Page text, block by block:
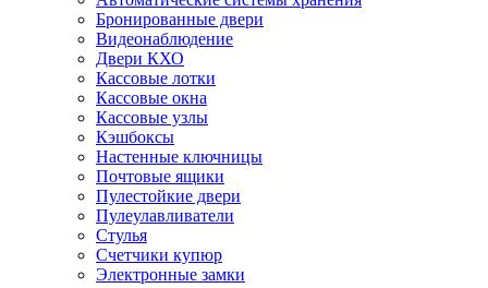
Бронированные двери
Видеонаблюдение
Двери КХО
Кассовые лотки
Кассовые окна
Кассовые узлы
Кэшбоксы
Настенные ключницы
Почтовые ящики
Пулестойкие двери
Пулеулавливатели
Стулья
Счетчики купюр
Электронные замки